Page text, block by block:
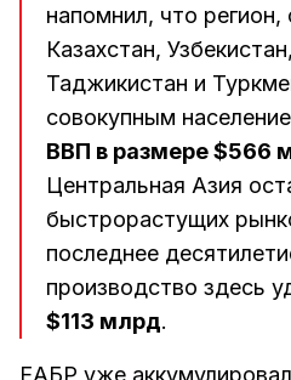
напомнил, что
Казахстан,
Таджикистан и
совокупным
ВВП в размере $566
Центральная Азия
быстрорастущих
последнее
производство здесь
$113 млрд.
ЕАБР уже аккумулировал